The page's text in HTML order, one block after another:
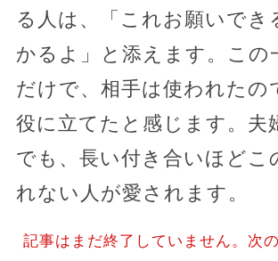
る人は、「これお願いでき
かるよ」と添えます。この
だけで、相手は使われたの
役に立てたと感じます。夫
でも、長い付き合いほどこ
れない人が愛されます。
記事はまだ終了していません。次